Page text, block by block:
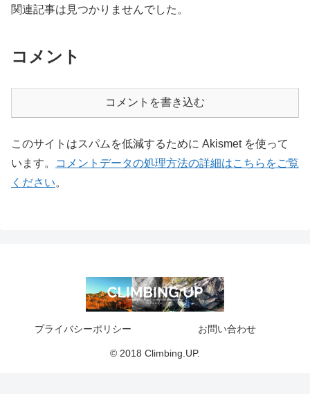
関連記事は見つかりませんでした。
コメント
コメントを書き込む
このサイトはスパムを低減するために Akismet を使って
います。
コメントデータの処理方法の詳細はこちらをご覧
ください。
プライバシーポリシー お問い合わせ
© 2018 Climbing.UP.